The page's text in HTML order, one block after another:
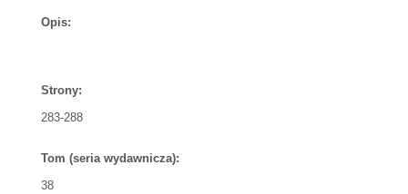
Opis:
Strony:
283-288
Tom (seria wydawnicza):
38